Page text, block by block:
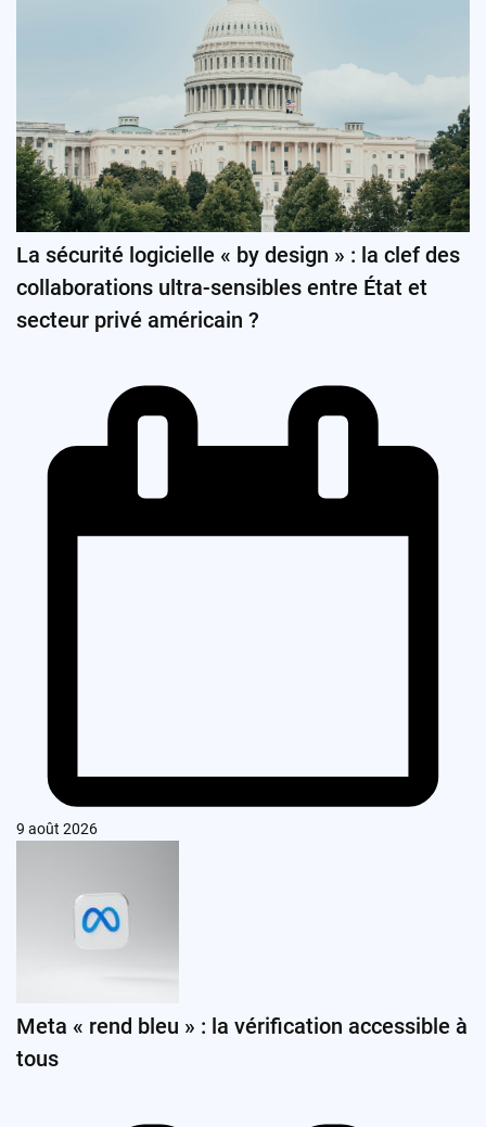
La sécurité logicielle « by design » : la clef des
collaborations ultra-sensibles entre État et
secteur privé américain ?
9 août 2026
Meta « rend bleu » : la vérification accessible à
tous